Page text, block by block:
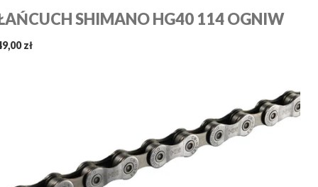
SHIMANO HG40 114 OGNIW
zł